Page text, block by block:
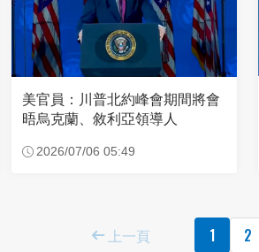
美官員：川普北約峰會期間將會
晤烏克蘭、敘利亞領導人
2026/07/06 05:49
上一頁 1 2